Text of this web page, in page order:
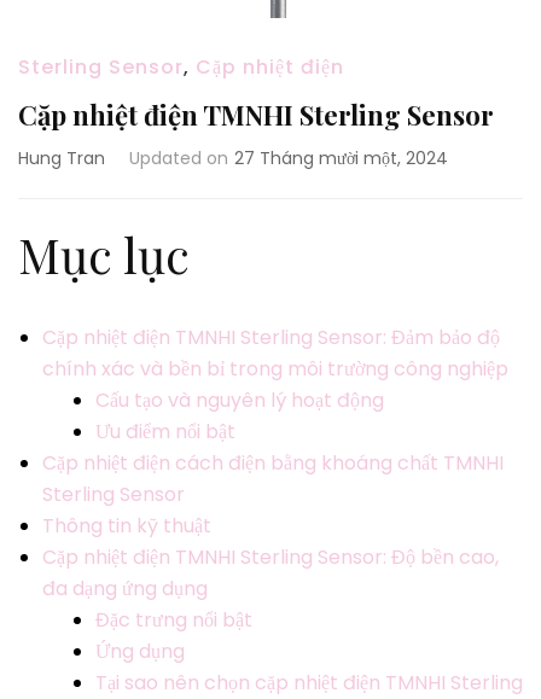
Sterling Sensor, Cặp nhiệt điện
Cặp nhiệt điện TMNHI Sterling Sensor
Hung Tran Updated on 27 Tháng mười một, 2024
Mục lục
Cặp nhiệt điện TMNHI Sterling Sensor: Đảm bảo độ
chính xác và bền bỉ trong môi trường công nghiệp
Cấu tạo và nguyên lý hoạt động
Ưu điểm nổi bật
Cặp nhiệt điện cách điện bằng khoáng chất TMNHI
Sterling Sensor
Thông tin kỹ thuật
Cặp nhiệt điện TMNHI Sterling Sensor: Độ bền cao,
đa dạng ứng dụng
Đặc trưng nổi bật
Ứng dụng
Tại sao nên chọn cặp nhiệt điện TMNHI Sterling